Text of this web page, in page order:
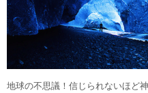
地球の不思議！信じられないほど